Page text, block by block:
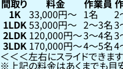
間取り 料金 作業員
1K 33,000円〜 1名 2
1LDK53,000円〜 2〜3名3
2LDK 120,000円〜3〜4名3
3LDK 170,000円〜4〜5名4
左右にスライドできます
上記の料金はあくまでも目